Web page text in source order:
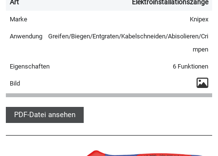
Elektroinstallationszange
Knipex
Greifen/Biegen/Entgraten/Kabelschneiden/Abisolieren/Cri
mpen
6 Funktionen
PDF-Datei ansehen